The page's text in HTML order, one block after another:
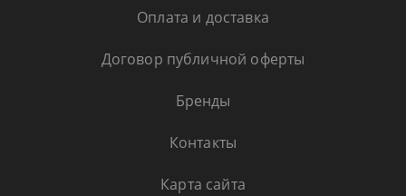
Оплата и доставка
Договор публичной оферты
Бренды
Контакты
Карта сайта